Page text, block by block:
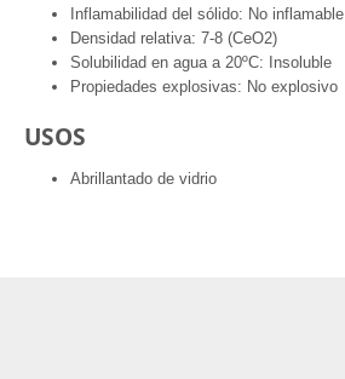
Inflamabilidad del sólido: No inflamable
Densidad relativa: 7-8 (CeO2)
Solubilidad en agua a 20ºC: Insoluble
Propiedades explosivas: No explosivo
USOS
Abrillantado de vidrio